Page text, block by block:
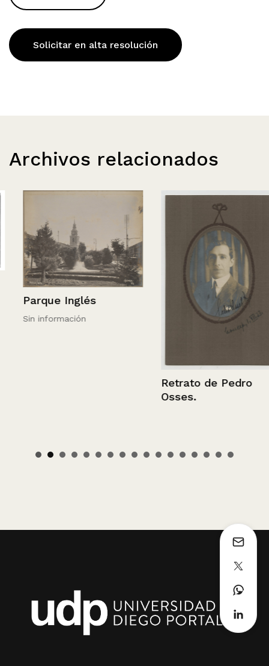
Solicitar en alta resolución
Archivos relacionados
Parque Inglés
Sin información
Retrato de Pedro
Osses.